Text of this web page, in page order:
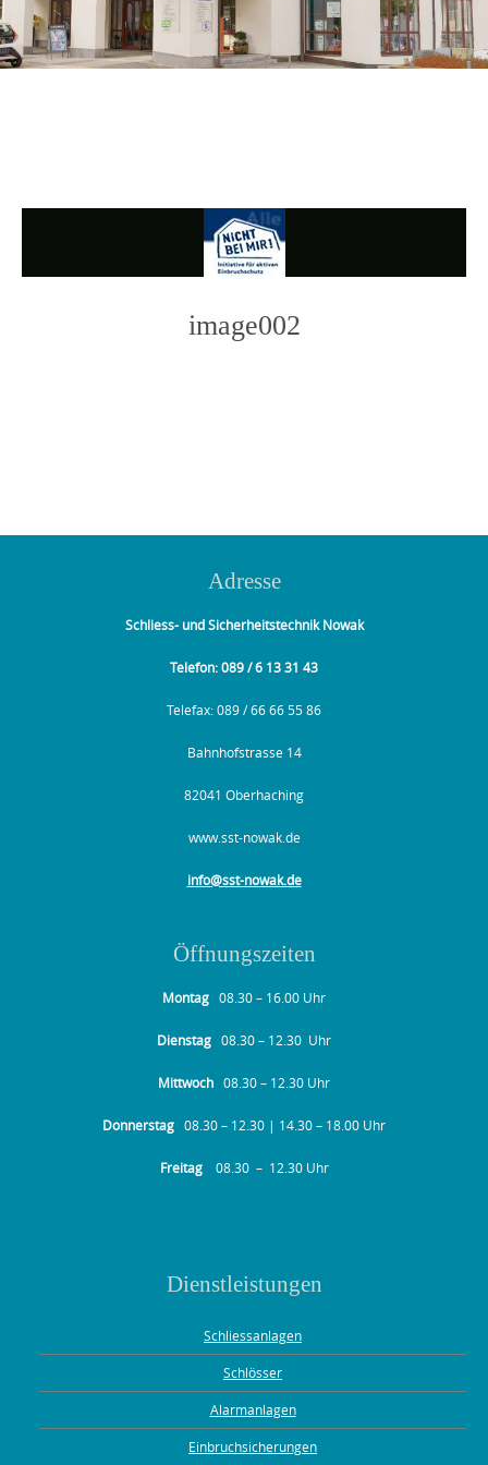
image002
Adresse
Schliess- und Sicherheitstechnik Nowak
Telefon: 089 / 6 13 31 43
Telefax: 089 / 66 66 55 86
Bahnhofstrasse 14
82041 Oberhaching
www.sst-nowak.de
info@sst-nowak.de
Öffnungszeiten
Montag 08.30 – 16.00 Uhr
Dienstag 08.30 – 12.30 Uhr
Mittwoch 08.30 – 12.30 Uhr
Donnerstag 08.30 – 12.30 | 14.30 – 18.00 Uhr
Freitag08.30 – 12.30 Uhr
Dienstleistungen
Schliessanlagen
Schlösser
Alarmanlagen
Einbruchsicherungen